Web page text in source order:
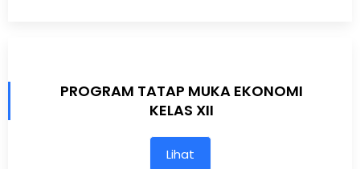
PROGRAM TATAP MUKA EKONOMI
KELAS XII
Lihat